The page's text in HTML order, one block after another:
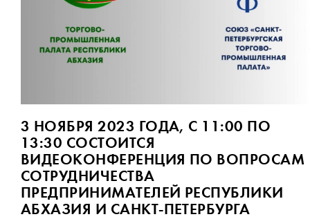
3 НОЯБРЯ 2023 ГОДА, С 11:00 ПО
13:30 СОСТОИТСЯ
ВИДЕОКОНФЕРЕНЦИЯ ПО ВОПРОСАМ
СОТРУДНИЧЕСТВА
ПРЕДПРИНИМАТЕЛЕЙ РЕСПУБЛИКИ
АБХАЗИЯ И САНКТ-ПЕТЕРБУРГА